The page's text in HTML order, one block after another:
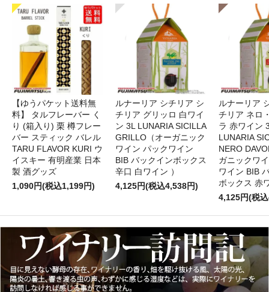
【ゆうパケット送料無
料】 タルフレーバー く
り (箱入り) 栗 樽フレー
バー スティック バレル
TARU FLAVOR KURI ウ
イスキー 有明産業 日本
製 酒グッズ
1,090円(税込1,199円)
ルナーリア シチリア シ
チリア グリッロ 白ワイ
ン 3L LUNARIA SICILLA
GRILLO（オーガニック
ワイン パックワイン
BIB バックインボックス
辛口 白ワイン ）
4,125円(税込4,538円)
ルナーリア
チリア ネロ
ラ 赤ワイ
LUNARIA
NERO
ガニックワ
ワイン BIB
ボックス 赤
4,125円(税